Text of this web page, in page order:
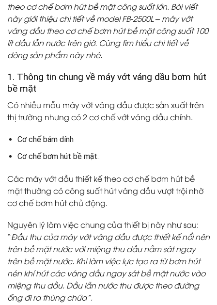
theo cơ chế bơm hút bề mặt công suất lớn. Bài viết
này giới thiệu chi tiết về model FB-2500L – máy vớt
váng dầu theo cơ chế bơm hút bề mặt công suất 100
lít dầu lẫn nước trên giờ. Cùng tìm hiểu chi tiết về
dòng sản phẩm này nhé.
1. Thông tin chung về máy vớt váng dầu bơm hút
bề mặt
Có nhiều mẫu máy vớt váng dầu được sản xuất trên
thị trường nhưng có 2 cơ chế vớt váng dầu chính.
Cơ chế bám dính
Cơ chế bơm hút bề mặt.
Các máy vớt dầu thiết kế theo cơ chế bơm hút bề
mặt thường có công suất hút váng dầu vượt trội nhờ
cơ chế bơm hút chủ động.
Nguyên lý làm việc chung của thiết bị này như sau:
“Đầu thu của máy vớt váng dầu được thiết kế nổi nên
trên bề mặt nước với miệng thu dầu nằm sát ngay
trên bề mặt nước. Khi làm việc lực tạo ra từ bơm hút
nén khí hút các váng dầu ngay sát bề mặt nước vào
miệng thu dầu. Dầu lẫn nước thu được theo đường
ống đi ra thùng chứa”.